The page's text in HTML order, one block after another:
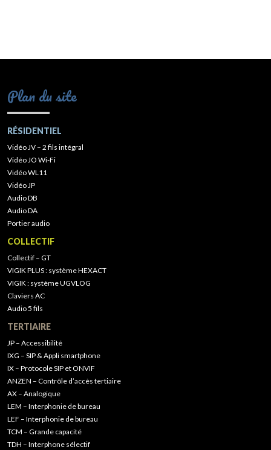
Plan du site
RÉSIDENTIEL
Vidéo JV – 2 fils intégral
Vidéo JO Wi-Fi
Vidéo WL11
Vidéo JP
Audio DB
Audio DA
Portier audio
COLLECTIF
Collectif – GT
VIGIK PLUS : système HEXACT
VIGIK : système UGVLOG
Claviers AC
Audio 5 fils
TERTIAIRE
JP – Accessibilité
IXG – SIP & Appli smartphone
IX – Protocole SIP et ONVIF
ANZEN – Contrôle d’accès tertiaire
AX – Analogique
LEM – Interphonie de bureau
LEF – Interphonie de bureau
TCM – Grande capacité
TDH – Interphone sélectif